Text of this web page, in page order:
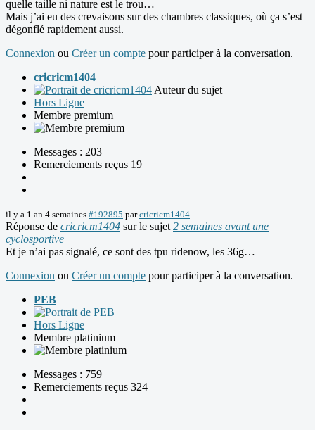
quelle taille ni nature est le trou…
Mais j’ai eu des crevaisons sur des chambres classiques, où ça s’est
dégonflé rapidement aussi.
Connexion ou Créer un compte pour participer à la conversation.
cricricm1404
Auteur du sujet
Hors Ligne
Membre premium
Messages : 203
Remerciements reçus 19
il y a 1 an 4 semaines #192895 parcricricm1404
Réponse de cricricm1404 sur le sujet 2 semaines avant une
cyclosportive
Et je n’ai pas signalé, ce sont des tpu ridenow, les 36g…
Connexion ou Créer un compte pour participer à la conversation.
PEB
Hors Ligne
Membre platinium
Messages : 759
Remerciements reçus 324